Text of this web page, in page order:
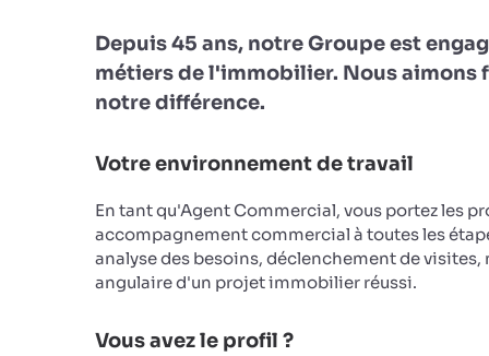
Depuis 45 ans, notre Groupe est
métiers de l'immobilier. Nous aimons
notre différence.
Votre environnement de travail
En tant qu'Agent Commercial, vous portez les
accompagnement commercial à toutes les
analyse des besoins, déclenchement de
angulaire d'un projet immobilier réussi.
Vous avez le profil ?